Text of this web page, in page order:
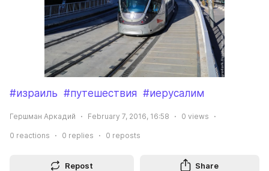
Repost Share